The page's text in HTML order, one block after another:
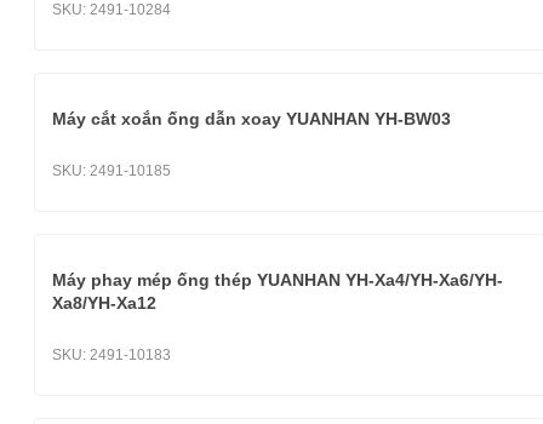
SKU: 2491-10284
Máy cắt xoắn ống dẫn xoay YUANHAN YH-BW03
SKU: 2491-10185
Máy phay mép ống thép YUANHAN YH-Xa4/YH-Xa6/YH-
Xa8/YH-Xa12
SKU: 2491-10183